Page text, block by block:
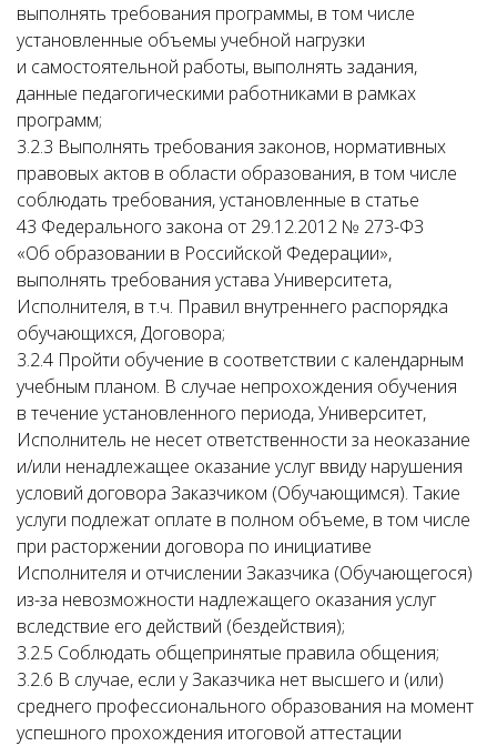
выполнять требования программы, в том числе
установленные объемы учебной нагрузки
и самостоятельной работы, выполнять задания,
данные педагогическими работниками в рамках
программ;
3.2.3 Выполнять требования законов, нормативных
правовых актов в области образования, в том числе
соблюдать требования, установленные в статье
43 Федерального закона от 29.12.2012 № 273-ФЗ
«Об образовании в Российской Федерации»,
выполнять требования устава Университета,
Исполнителя, в т.ч. Правил внутреннего распорядка
обучающихся, Договора;
3.2.4 Пройти обучение в соответствии с календарным
учебным планом. В случае непрохождения обучения
в течение установленного периода, Университет,
Исполнитель не несет ответственности за неоказание
и/или ненадлежащее оказание услуг ввиду нарушения
условий договора Заказчиком (Обучающимся). Такие
услуги подлежат оплате в полном объеме, в том числе
при расторжении договора по инициативе
Исполнителя и отчислении Заказчика (Обучающегося)
из-за невозможности надлежащего оказания услуг
вследствие его действий (бездействия);
3.2.5 Соблюдать общепринятые правила общения;
3.2.6 В случае, если у Заказчика нет высшего и (или)
среднего профессионального образования на момент
успешного прохождения итоговой аттестации